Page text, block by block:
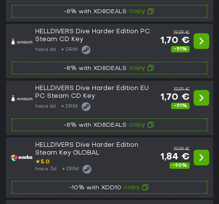
-8% with XD8DEALS copy
HELLDIVERS Dive Harder Edition PC
Steam CD Key
hace 6d DRM:
19,99 €
1,70 €
-91%
-8% with XD8DEALS copy
HELLDIVERS Dive Harder Edition EU
PC Steam CD Key
hace 6d DRM:
19,99 €
1,70 €
-91%
-8% with XD8DEALS copy
HELLDIVERS Dive Harder Edition
Steam Key GLOBAL
★5.0
hace 3d DRM:
19,99 €
1,84 €
-90%
-10% with XDD10 copy